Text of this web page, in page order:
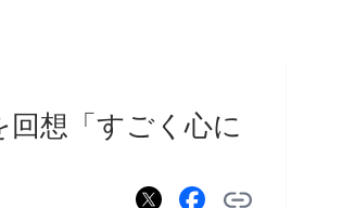
想「すごく心に